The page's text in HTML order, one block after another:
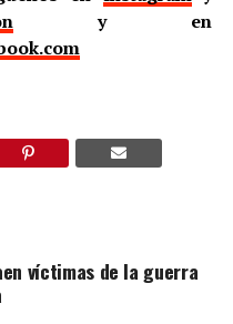
y en
víctimas de la guerra